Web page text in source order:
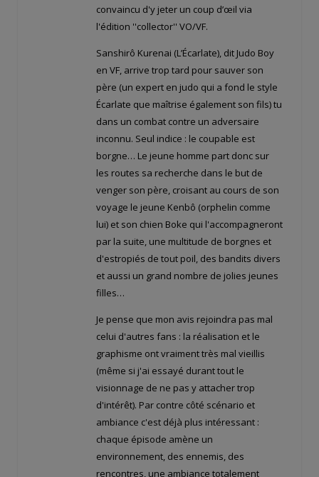
convaincu d'y jeter un coup d’œil via
l'édition ''collector'' VO/VF.
Sanshirô Kurenai (L’Écarlate), dit Judo Boy
en VF, arrive trop tard pour sauver son
père (un expert en judo qui a fond le style
Écarlate que maîtrise également son fils) tu
dans un combat contre un adversaire
inconnu. Seul indice : le coupable est
borgne… Le jeune homme part donc sur
les routes sa recherche dans le but de
venger son père, croisant au cours de son
voyage le jeune Kenbô (orphelin comme
lui) et son chien Boke qui l'accompagneront
par la suite, une multitude de borgnes et
d'estropiés de tout poil, des bandits divers
et aussi un grand nombre de jolies jeunes
filles…
Je pense que mon avis rejoindra pas mal
celui d'autres fans : la réalisation et le
graphisme ont vraiment très mal vieillis
(même si j'ai essayé durant tout le
visionnage de ne pas y attacher trop
d'intérêt). Par contre côté scénario et
ambiance c'est déjà plus intéressant :
chaque épisode amène un
environnement, des ennemis, des
rencontres, une ambiance totalement